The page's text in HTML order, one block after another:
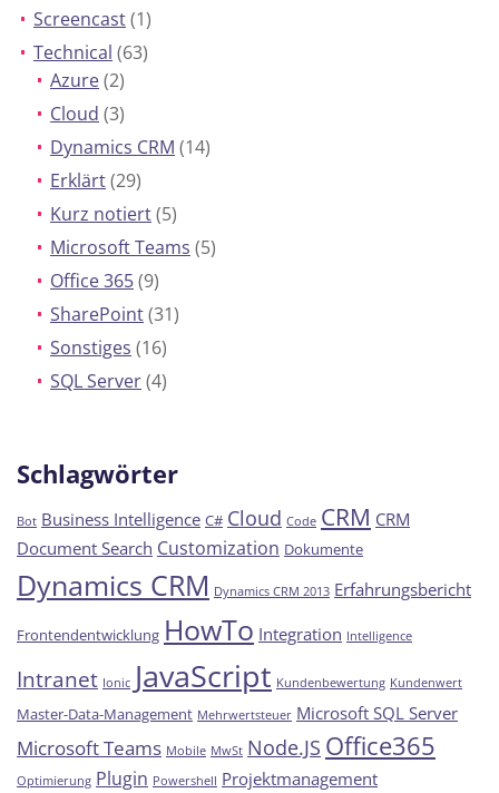
Screencast(1)
Technical (63)
Azure(2)
Cloud (3)
Dynamics CRM (14)
Erklärt(29)
Kurz notiert(5)
Microsoft Teams (5)
Office 365(9)
SharePoint(31)
Sonstiges (16)
SQL Server(4)
Schlagwörter
Bot Business Intelligence C# Cloud Code CRM CRM
Document Search Customization Dokumente
Dynamics CRM Dynamics CRM 2013 Erfahrungsbericht
Frontendentwicklung HowTo Integration Intelligence
Intranet Ionic JavaScript Kundenbewertung Kundenwert
Master-Data-Management Mehrwertsteuer Microsoft SQL Server
Microsoft Teams Mobile MwSt Node.JS Office365
Optimierung Plugin Powershell Projektmanagement